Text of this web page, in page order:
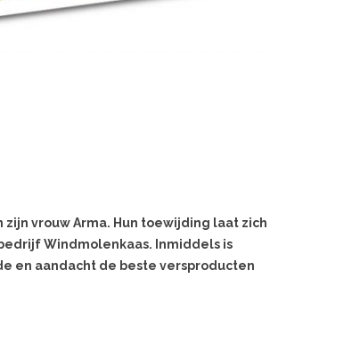
vrouw Arma. Hun toewijding laat zich
Windmolenkaas. Inmiddels is
en aandacht de beste versproducten